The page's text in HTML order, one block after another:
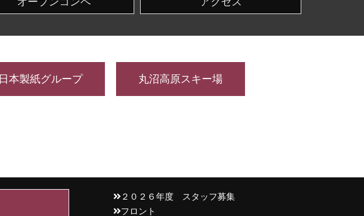
日本製紙グループ 丸沼高原スキー場
２０２６年度 スタッフ募集
フロント